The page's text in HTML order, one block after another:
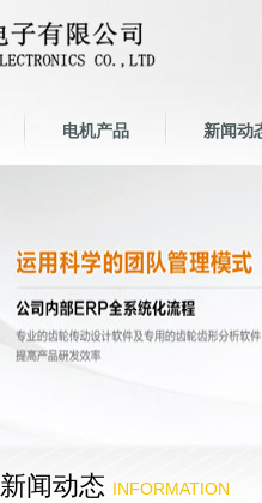
电机产品 新闻动
新闻动态 INFORMATION